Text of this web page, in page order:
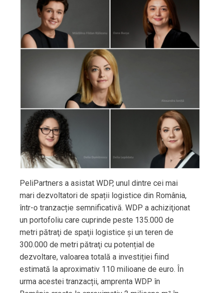
PeliPartners a asistat WDP, unul dintre cei mai
mari dezvoltatori de spații logistice din România,
într-o tranzacție semnificativă. WDP a achiziţionat
un portofoliu care cuprinde peste 135.000 de
metri pătraţi de spaţii logistice şi un teren de
300.000 de metri pătraţi cu potențial de
dezvoltare, valoarea totală a investiției fiind
estimată la aproximativ 110 milioane de euro. În
urma acestei tranzacții, amprenta WDP în